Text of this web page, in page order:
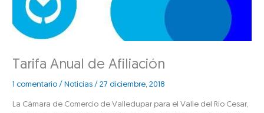
Tarifa Anual de Afiliación
1 comentario / Noticias /27 diciembre, 2018
La Cámara de Comercio de Valledupar para el Valle del Río Cesar,